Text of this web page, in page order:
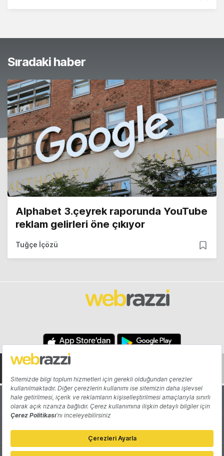
Sıradaki haber
Alphabet 3.çeyrek raporunda YouTube
reklam gelirleri öne çıkıyor
Tuğçe İçözü
Hakkında Yazarlar
Katkıda Bulun Reklam